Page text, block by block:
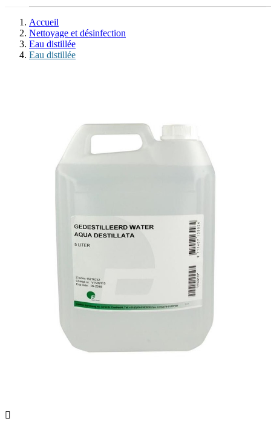
Accueil
Nettoyage et désinfection
Eau distillée
Eau distillée
